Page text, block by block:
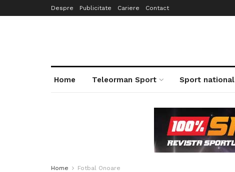
Despre Publicitate Cariere Contact
Home Teleorman Sport Sport national
Home Fotbal Onoare